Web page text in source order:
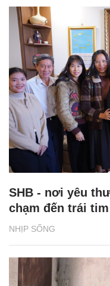
NHỊP SỐNG
SHB - nơi yêu
chạm đến trái tim